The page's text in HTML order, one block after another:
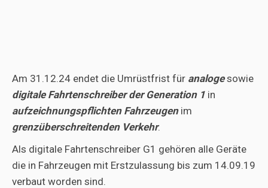
Am 31.12.24 endet die Umrüstfrist für analogesowie
digitale Fahrtenschreiber der Generation 1 in
aufzeichnungspflichten Fahrzeugenim
grenzüberschreitenden Verkehr.
Als digitale Fahrtenschreiber G1 gehören alle Geräte
die in Fahrzeugen mit Erstzulassung bis zum 14.09.19
verbaut worden sind.